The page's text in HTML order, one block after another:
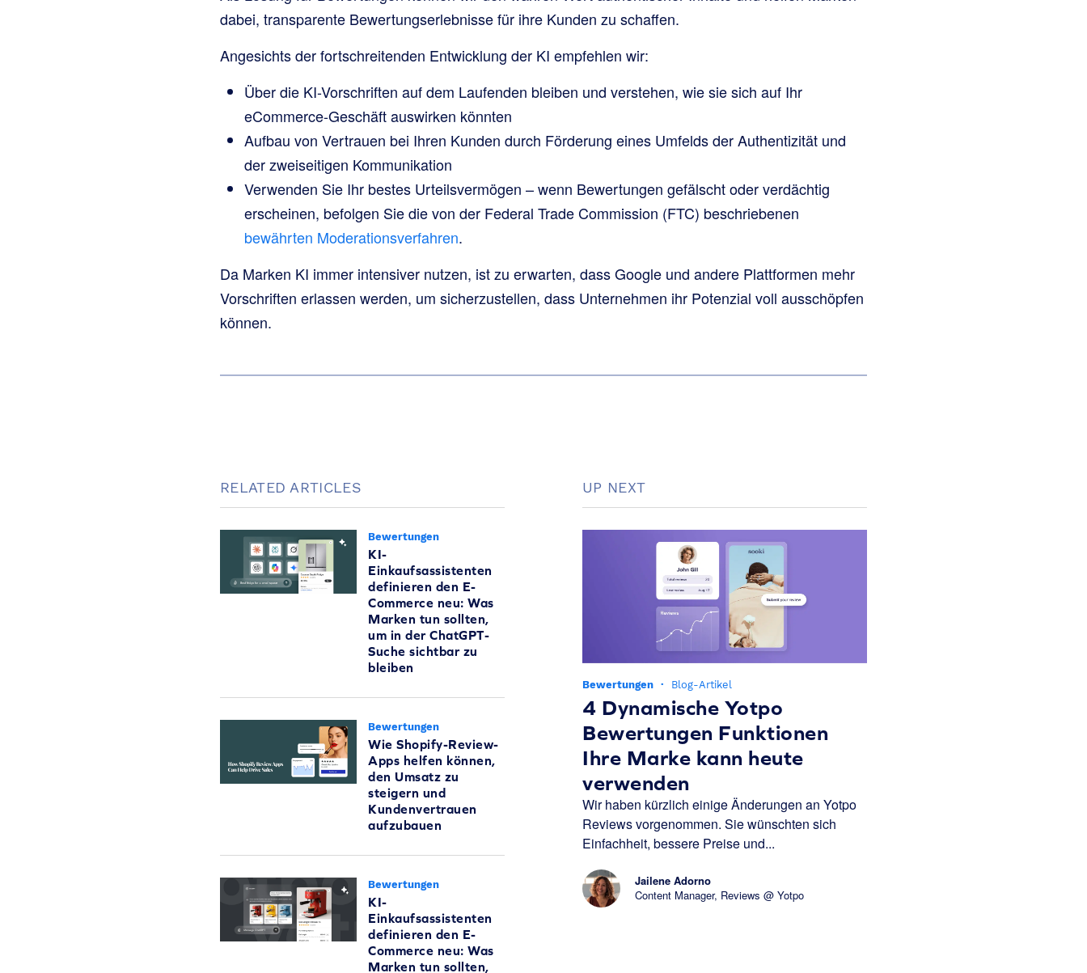
dabei, transparente Bewertungserlebnisse für ihre Kunden zu schaffen.
Angesichts der fortschreitenden Entwicklung der KI empfehlen wir:
Über die KI-Vorschriften auf dem Laufenden bleiben und verstehen, wie sie sich auf Ihr
eCommerce-Geschäft auswirken könnten
Aufbau von Vertrauen bei Ihren Kunden durch Förderung eines Umfelds der Authentizität und
der zweiseitigen Kommunikation
Verwenden Sie Ihr bestes Urteilsvermögen – wenn Bewertungen gefälscht oder verdächtig
erscheinen, befolgen Sie die von der Federal Trade Commission (FTC) beschriebenen
bewährten Moderationsverfahren.
Da Marken KI immer intensiver nutzen, ist zu erwarten, dass Google und andere Plattformen mehr
Vorschriften erlassen werden, um sicherzustellen, dass Unternehmen ihr Potenzial voll ausschöpfen
können.
RELATED ARTICLES
Bewertungen
KI-
Einkaufsassistenten
definieren den E-
Commerce neu: Was
Marken tun sollten,
um in der ChatGPT-
Suche sichtbar zu
bleiben
Bewertungen
Wie Shopify-Review-
Apps helfen können,
den Umsatz zu
steigern und
Kundenvertrauen
aufzubauen
Bewertungen
KI-
Einkaufsassistenten
definieren den E-
Commerce neu: Was
Marken tun sollten,
UP NEXT
Bewertungen · Blog-Artikel
4 Dynamische Yotpo
Bewertungen Funktionen
Ihre Marke kann heute
verwenden
Wir haben kürzlich einige Änderungen an Yotpo
Reviews vorgenommen. Sie wünschten sich
Einfachheit, bessere Preise und...
Jailene Adorno
Content Manager, Reviews @ Yotpo